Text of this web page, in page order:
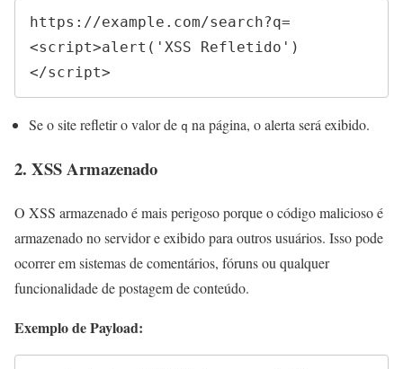
https://example.com/search?q=
<script>alert('XSS Refletido')
</script>
Se o site refletir o valor de q na página, o alerta será exibido.
2. XSS Armazenado
O XSS armazenado é mais perigoso porque o código malicioso é
armazenado no servidor e exibido para outros usuários. Isso pode
ocorrer em sistemas de comentários, fóruns ou qualquer
funcionalidade de postagem de conteúdo.
Exemplo de Payload: